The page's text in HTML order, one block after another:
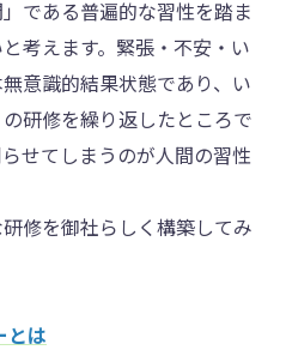
である普遍的な習性を踏ま
考えます。緊張・不安・い
意識的結果状態であり、い
研修を繰り返したところで
せてしまうのが人間の習性
修を御社らしく構築してみ
とは